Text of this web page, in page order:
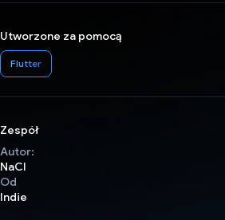
Utworzone za pomocą
Flutter
Zespół
Autor:
NaCl
Od
Indie